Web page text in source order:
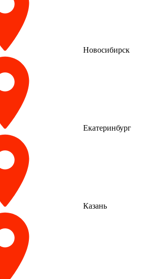
Новосибирск
Екатеринбург
Казань